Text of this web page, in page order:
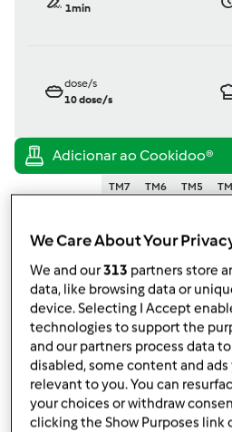
1min
dose/s
10dose/s
TM7 TM6 TM5
Adicionar às
Partilhar
Criar uma
We Care About Your
We and our313 partners store
data, like browsing data or
device. Selecting I Accept
technologies to support the
and our partners process data
disabled, some content and ads
relevant to you. You can
your choices or withdraw
clicking the Show Purposes